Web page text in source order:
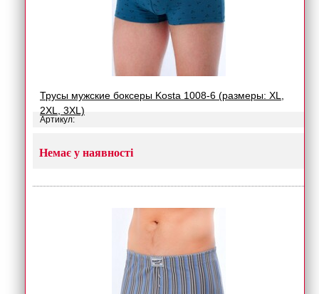
Трусы мужские боксеры Kosta 1008-6 (размеры: XL,
2XL, 3XL)
Артикул:
Немає у наявності